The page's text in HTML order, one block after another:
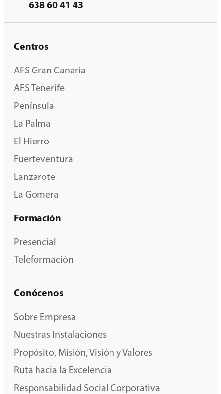
638 60 41 43
Centros
AFS Gran Canaria
AFS Tenerife
Península
La Palma
El Hierro
Fuerteventura
Lanzarote
La Gomera
Formación
Presencial
Teleformación
Conócenos
Sobre Empresa
Nuestras Instalaciones
Propósito, Misión, Visión y Valores
Ruta hacia la Excelencia
Responsabilidad Social Corporativa